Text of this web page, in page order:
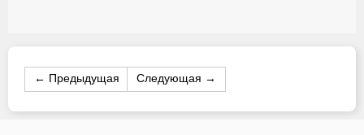
← Предыдущая Следующая →